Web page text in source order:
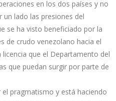
en los dos países y no
un lado las presiones del
se ha visto beneficiado por la
de crudo venezolano hacia el
que el Departamento del
que puedan surgir por parte de
pragmatismo y está haciendo